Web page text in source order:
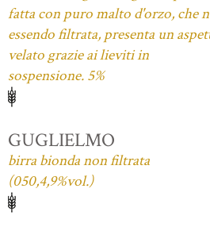
fatta con puro malto d'orzo, che
essendo filtrata, presenta un
velato grazie ai lieviti in
sospensione. 5%
GUGLIELMO
birra bionda non filtrata
(050,4,9%vol.)